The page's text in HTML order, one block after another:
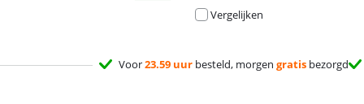
Vergelijken
Voor23.59 uur besteld, morgen gratis bezorgd